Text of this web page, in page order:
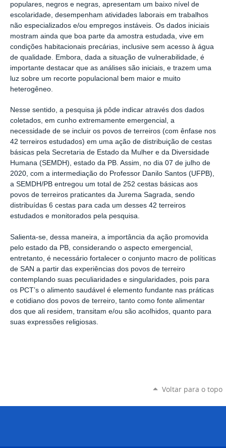
populares, negros e negras, apresentam um baixo nível de
escolaridade, desempenham atividades laborais em trabalhos
não especializados e/ou empregos instáveis. Os dados iniciais
mostram ainda que boa parte da amostra estudada, vive em
condições habitacionais precárias, inclusive sem acesso à água
de qualidade. Embora, dada a situação de vulnerabilidade, é
importante destacar que as análises são iniciais, e trazem uma
luz sobre um recorte populacional bem maior e muito
heterogêneo.
Nesse sentido, a pesquisa já pôde indicar através dos dados
coletados, em cunho extremamente emergencial, a
necessidade de se incluir os povos de terreiros (com ênfase nos
42 terreiros estudados) em uma ação de distribuição de cestas
básicas pela Secretaria de Estado da Mulher e da Diversidade
Humana (SEMDH), estado da PB. Assim, no dia 07 de julho de
2020, com a intermediação do Professor Danilo Santos (UFPB),
a SEMDH/PB entregou um total de 252 cestas básicas aos
povos de terreiros praticantes da Jurema Sagrada, sendo
distribuídas 6 cestas para cada um desses 42 terreiros
estudados e monitorados pela pesquisa.
Salienta-se, dessa maneira, a importância da ação promovida
pelo estado da PB, considerando o aspecto emergencial,
entretanto, é necessário fortalecer o conjunto macro de políticas
de SAN a partir das experiências dos povos de terreiro
contemplando suas peculiaridades e singularidades, pois para
os PCT’s o alimento saudável é elemento fundante nas práticas
e cotidiano dos povos de terreiro, tanto como fonte alimentar
dos que ali residem, transitam e/ou são acolhidos, quanto para
suas expressões religiosas.
Voltar para o topo